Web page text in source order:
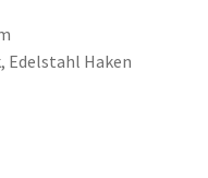
Edelstahl Haken